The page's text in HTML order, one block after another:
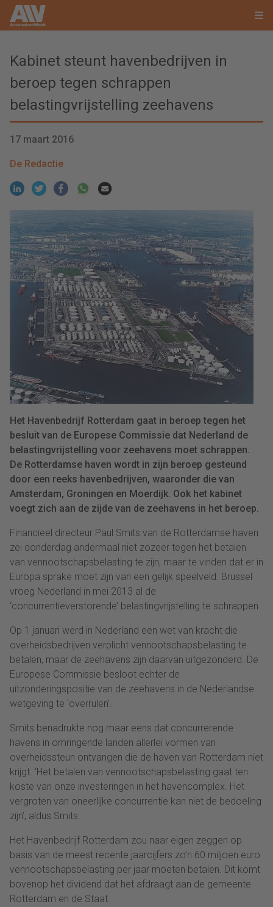
Kabinet steunt havenbedrijven in
beroep tegen schrappen
belastingvrijstelling zeehavens
17 maart 2016
De Redactie
‎Het Havenbedrijf Rotterdam gaat in beroep tegen het
besluit van de Europese Commissie dat Nederland de
belastingvrijstelling voor zeehavens moet schrappen.
De Rotterdamse haven wordt in zijn beroep gesteund
door een reeks havenbedrijven, waaronder die van
Amsterdam, Groningen en Moerdijk. Ook het kabinet
voegt zich aan de zijde van de zeehavens in het beroep.
Financieel directeur Paul Smits van de Rotterdamse haven
zei donderdag andermaal niet zozeer tegen het betalen
van vennootschapsbelasting te zijn, maar te vinden dat er in
Europa sprake moet zijn van een gelijk speelveld. Brussel
vroeg Nederland in mei 2013 al de
‘concurrentieverstorende’ belastingvrijstelling te schrappen.
Op 1 januari werd in Nederland een wet van kracht die
overheidsbedrijven verplicht vennootschapsbelasting te
betalen, maar de zeehavens zijn daarvan uitgezonderd. De
Europese Commissie besloot echter de
uitzonderingspositie van de zeehavens in de Nederlandse
wetgeving te ‘overrulen’.
Smits benadrukte nog maar eens dat concurrerende
havens in omringende landen allerlei vormen van
overheidssteun ontvangen die de haven van Rotterdam niet
krijgt. ‘Het betalen van vennootschapsbelasting gaat ten
koste van onze investeringen in het havencomplex. Het
vergroten van oneerlijke concurrentie kan niet de bedoeling
zijn’, aldus Smits.
Het Havenbedrijf Rotterdam zou naar eigen zeggen op
basis van de meest recente jaarcijfers zo’n 60 miljoen euro
vennootschapsbelasting per jaar moeten betalen. Dit komt
bovenop het dividend dat het afdraagt aan de gemeente
Rotterdam en de Staat.